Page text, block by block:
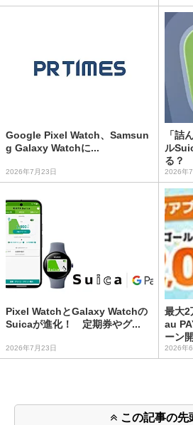
Google Pixel Watch、Samsun
g Galaxy Watchに...
2026年7月23日
「詰
ル
る？
2026年7
Pixel WatchとGalaxy Watchの
Suicaが進化！ 定期券やグ...
2026年7月23日
最大
au
ーン
2026年6
この記事の先